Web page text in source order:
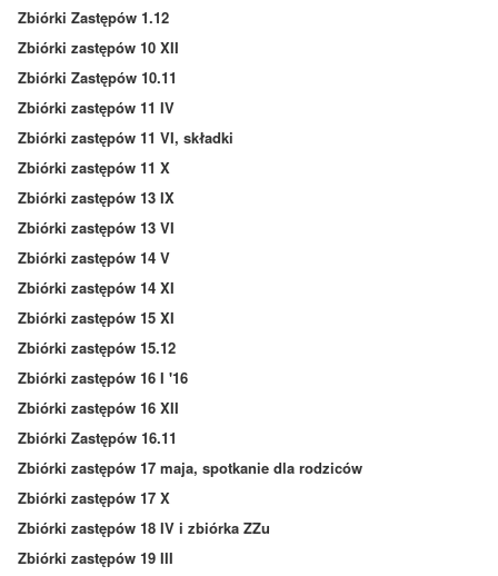
Zbiórki Zastępów 1.12
Zbiórki zastępów 10 XII
Zbiórki Zastępów 10.11
Zbiórki zastępów 11 IV
Zbiórki zastępów 11 VI, składki
Zbiórki zastępów 11 X
Zbiórki zastępów 13 IX
Zbiórki zastępów 13 VI
Zbiórki zastępów 14 V
Zbiórki zastępów 14 XI
Zbiórki zastępów 15 XI
Zbiórki zastępów 15.12
Zbiórki zastępów 16 I '16
Zbiórki zastępów 16 XII
Zbiórki Zastępów 16.11
Zbiórki zastępów 17 maja, spotkanie dla rodziców
Zbiórki zastępów 17 X
Zbiórki zastępów 18 IV i zbiórka ZZu
Zbiórki zastępów 19 III